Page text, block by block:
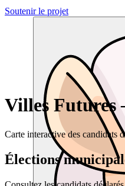
Soutenir le projet
Villes Futures
Carte interactive des candidats
Élections